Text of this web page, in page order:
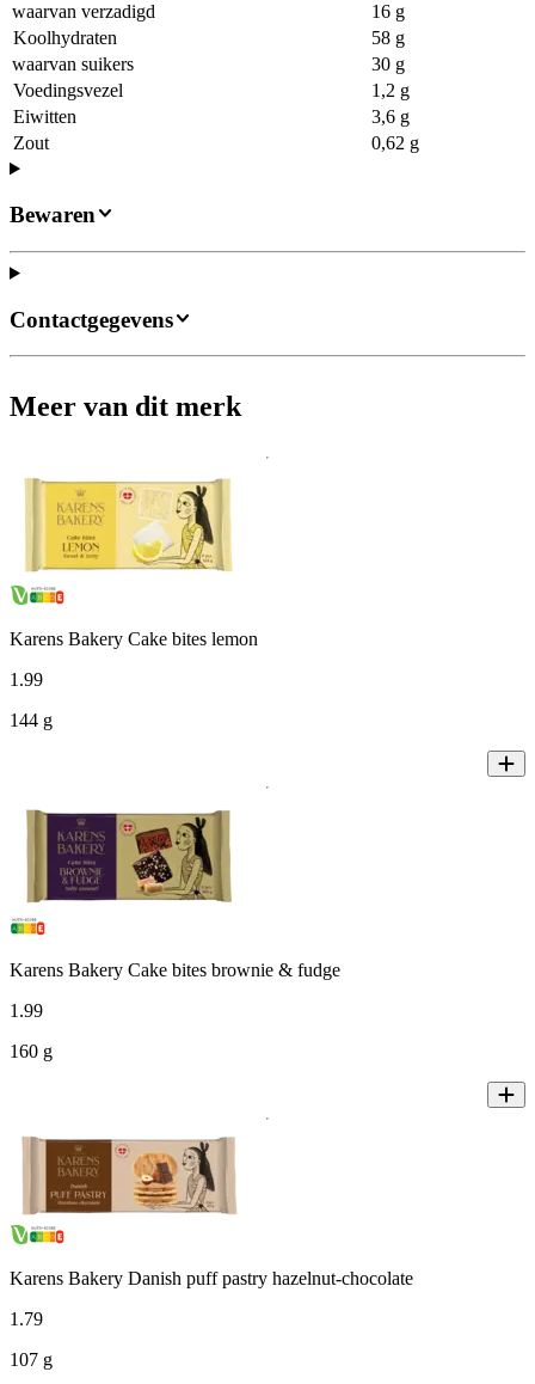
waarvan verzadigd
16 g
Koolhydraten
58 g
waarvan suikers
30 g
Voedingsvezel
1,2 g
Eiwitten
3,6 g
Zout
0,62 g
Bewaren
Contactgegevens
Meer van dit merk
Karens Bakery Cake bites lemon
1 .99
144 g
Karens Bakery Cake bites brownie & fudge
1 .99
160 g
Karens Bakery Danish puff pastry hazelnut-chocolate
1 .79
107 g